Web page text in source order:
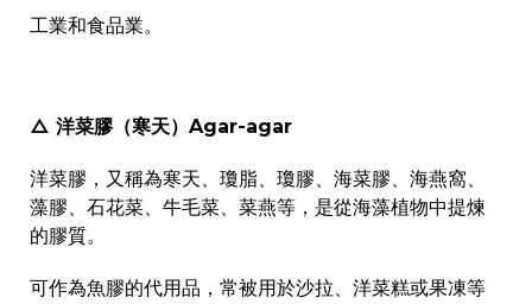
工業和食品業。
△ 洋菜膠（寒天）Agar-agar
洋菜膠，又稱為寒天、瓊脂、瓊膠、海菜膠、海燕窩、
藻膠、石花菜、牛毛菜、菜燕等，是從海藻植物中提煉
的膠質。
可作為魚膠的代用品，常被用於沙拉、洋菜糕或果凍等